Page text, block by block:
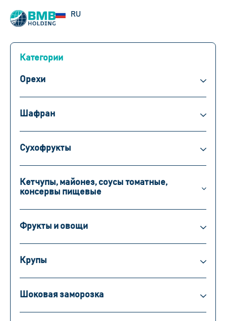
RU
UZ
Категории
Орехи
Шафран
Сухофрукты
Кетчупы, майонез, соусы томатные,
консервы пищевые
Фрукты и овощи
Крупы
Шоковая заморозка